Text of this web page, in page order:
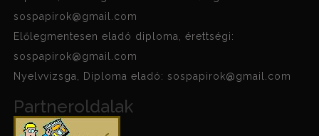
sospapirok@gmail.com
Előlegmentesen eladó diploma, érettségi:
sospapirok@gmail.com
Nyelvvizsga, Diploma eladó: sospapirok@gmail.com
Partneroldalak